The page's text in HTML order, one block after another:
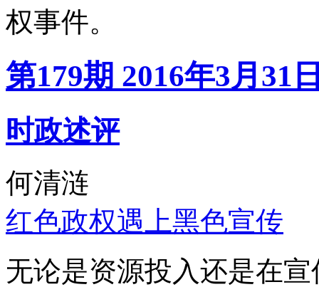
权事件。
第179期 2016年3月31
时政述评
何清涟
红色政权遇上黑色宣传
无论是资源投入还是在